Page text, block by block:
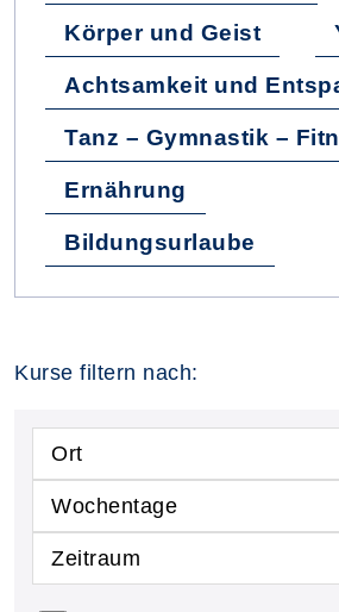
Körper und Geist
Achtsamkeit und
Tanz – Gymnastik –
Ernährung
Bildungsurlaube
Kurse filtern nach:
Ort
Wochentage
Zeitraum